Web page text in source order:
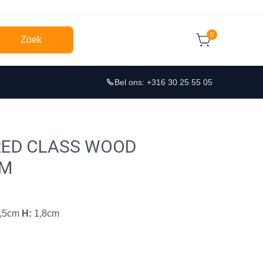
Zoek 0
Bel ons: +316 30 25 55 05
CLASS WOOD
H: 1,8cm